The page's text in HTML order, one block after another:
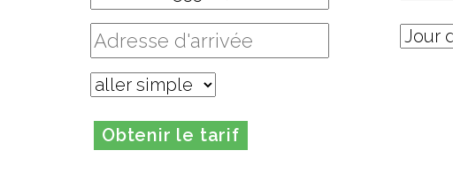
Obtenir le tarif